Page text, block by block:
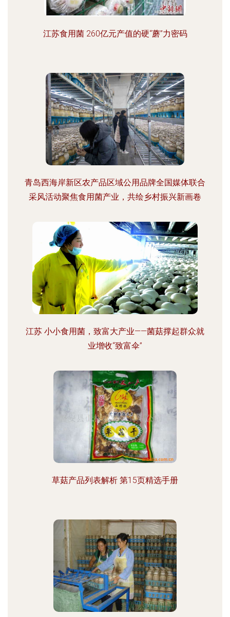
江苏食用菌 260亿元产值的硬“蘑”力密码
青岛西海岸新区农产品区域公用品牌全国媒体联合
采风活动聚焦食用菌产业，共绘乡村振兴新画卷
江苏 小小食用菌，致富大产业——菌菇撑起群众就
业增收“致富伞”
草菇产品列表解析 第15页精选手册